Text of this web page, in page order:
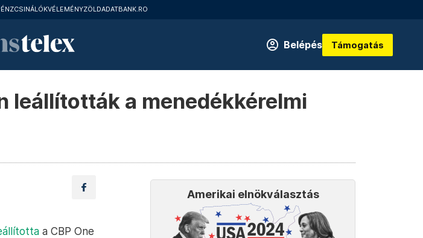
VÉLEMÉNYZÖLDADATBANK.RO
Belépés Támogatás
leállították a menedékkérelmi
a CBP One
Amerikai elnökválasztás